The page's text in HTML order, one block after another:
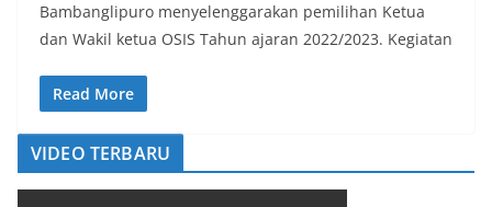
Bambanglipuro menyelenggarakan pemilihan Ketua
dan Wakil ketua OSIS Tahun ajaran 2022/2023. Kegiatan
Read More
VIDEO TERBARU